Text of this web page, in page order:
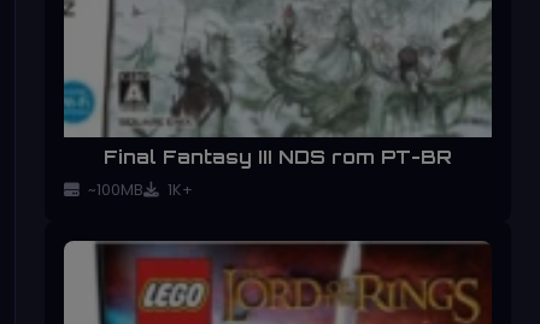
Final Fantasy III NDS rom PT-BR
~100MB 1K+